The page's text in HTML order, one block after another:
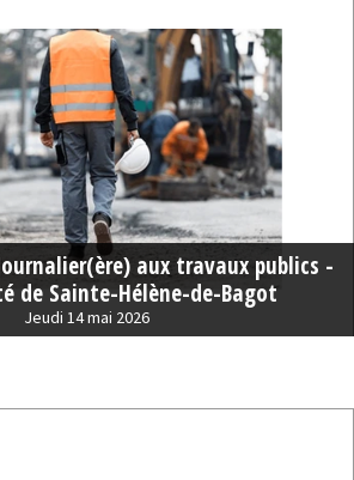
aux travaux publics -
de Sainte-Hélène-de-Bagot
Jeudi 14 mai 2026